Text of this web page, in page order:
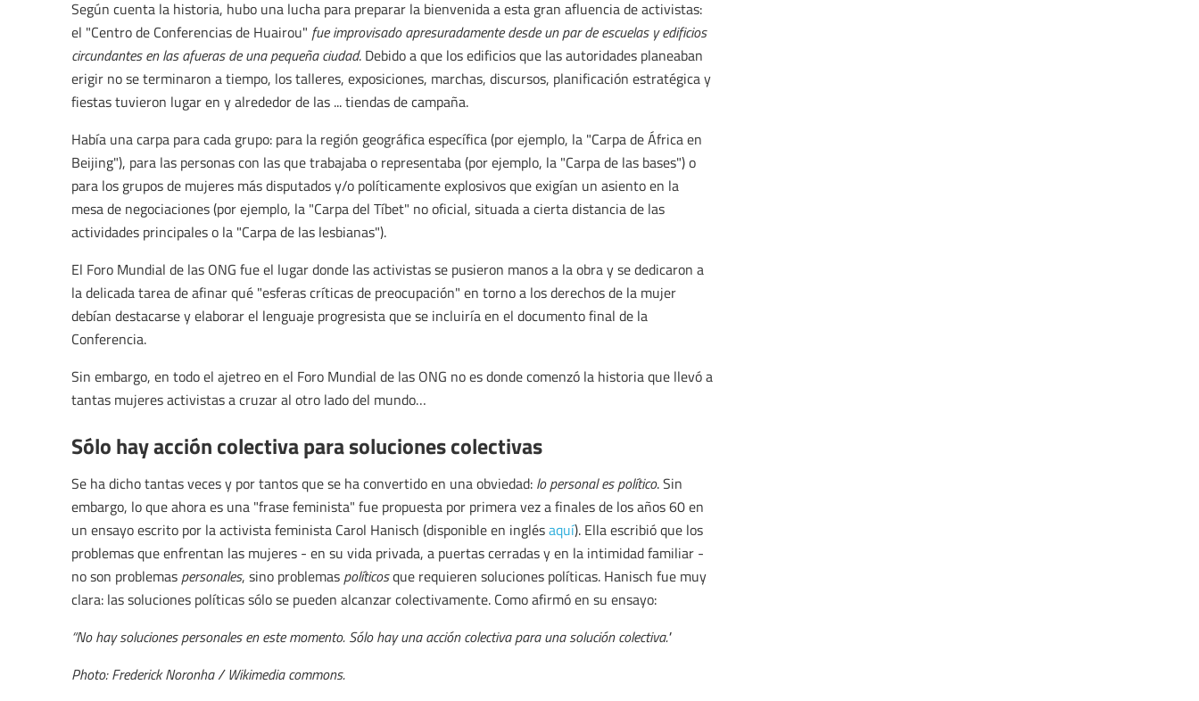
Según cuenta la historia, hubo una lucha para preparar la bienvenida a esta gran afluencia de activistas:
el "Centro de Conferencias de Huairou" fue improvisado apresuradamente desde un par de escuelas y edificios
circundantes en las afueras de una pequeña ciudad. Debido a que los edificios que las autoridades planeaban
erigir no se terminaron a tiempo, los talleres, exposiciones, marchas, discursos, planificación estratégica y
fiestas tuvieron lugar en y alrededor de las ... tiendas de campaña.
Había una carpa para cada grupo: para la región geográfica específica (por ejemplo, la "Carpa de África en
Beijing"), para las personas con las que trabajaba o representaba (por ejemplo, la "Carpa de las bases") o
para los grupos de mujeres más disputados y/o políticamente explosivos que exigían un asiento en la
mesa de negociaciones (por ejemplo, la "Carpa del Tíbet" no oficial, situada a cierta distancia de las
actividades principales o la "Carpa de las lesbianas").
El Foro Mundial de las ONG fue el lugar donde las activistas se pusieron manos a la obra y se dedicaron a
la delicada tarea de afinar qué "esferas críticas de preocupación" en torno a los derechos de la mujer
debían destacarse y elaborar el lenguaje progresista que se incluiría en el documento final de la
Conferencia.
Sin embargo, en todo el ajetreo en el Foro Mundial de las ONG no es donde comenzó la historia que llevó a
tantas mujeres activistas a cruzar al otro lado del mundo…
Sólo hay acción colectiva para soluciones colectivas
Se ha dicho tantas veces y por tantos que se ha convertido en una obviedad: lo personal es político. Sin
embargo, lo que ahora es una "frase feminista" fue propuesta por primera vez a finales de los años 60 en
un ensayo escrito por la activista feminista Carol Hanisch (disponible en inglésaquí). Ella escribió que los
problemas que enfrentan las mujeres - en su vida privada, a puertas cerradas y en la intimidad familiar -
no son problemas personales, sino problemas políticosque requieren soluciones políticas. Hanisch fue muy
clara: las soluciones políticas sólo se pueden alcanzar colectivamente. Como afirmó en su ensayo:
“No hay soluciones personales en este momento. Sólo hay una acción colectiva para una solución colectiva."
Photo: Frederick Noronha / Wikimedia commons.